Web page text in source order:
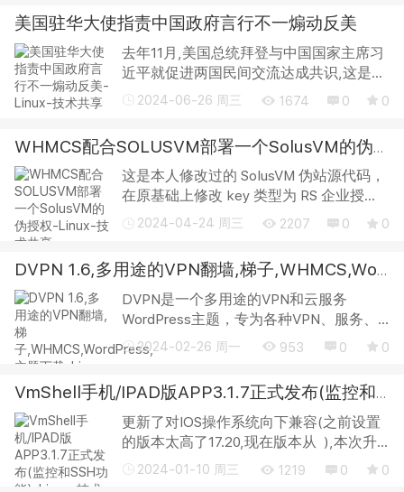
式的多样化，越来越多的用户倾向...
美国驻华大使指责中国政府言行不一煽动反美
去年11月,美国总统拜登与中国国家主席习
近平就促进两国民间交流达成共识,这是修
复双方关系的重要举措之一,但伯恩斯表
示,中国政府正在通过审问和恐吓参加美国
使馆...
2024-06-26 周三 1674 0 0
WHMCS配合SOLUSVM部署一个SolusVM的伪授权
这是本人修改过的 SolusVM 伪站源代码，
在原基础上修改 key 类型为 RS 企业授
权。(可以更改) 支持正版，请购买官方
伪授权hosts S...
2024-04-24 周三 2207 0 0
DVPN 1.6,多用途的VPN翻墙,梯子,WHMCS,WordPress,主题下载
DVPN是一个多用途的VPN和云服务
WordPress主题，专为各种VPN、服务、
IP安全、技术、域名和托管业务设计，包
括3个主页变化。DVPN是一个为技术和软
于Elementor页面生...
2024-02-26 周一 953 0 0
VmShell手机/IPAD版APP3.1.7正式发布(监控和SSH功能)
更新了对IOS操作系统向下兼容(之前设置
的版本太高了17.20,现在版本从 ),本次升
级的VMSHELL 应用程序主要用于管理不
限于VMSHELL提供的虚拟机服务器运行监
2024-01-10 周三 1219 0 0